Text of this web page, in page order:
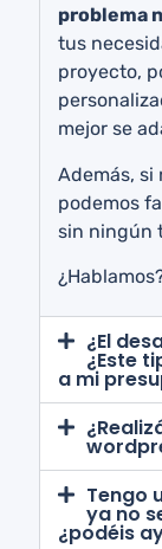
problema
tus
proyecto,
mejor se
Además,
podemos
sin ningún
¿El
¿Este
a mi
Tengo
ya no
¿podéis